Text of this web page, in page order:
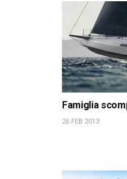
Famiglia
26 FEB 2013